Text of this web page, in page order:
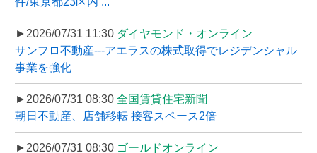
►2026/07/31 11:30 ダイヤモンド・オンライン
サンフロ不動産---アエラスの株式取得でレジデンシャル
事業を強化
►2026/07/31 08:30 全国賃貸住宅新聞
朝日不動産、店舗移転 接客スペース2倍
►2026/07/31 08:30 ゴールドオンライン